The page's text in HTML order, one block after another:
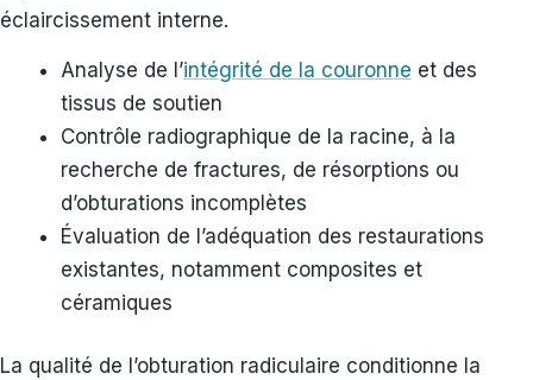
éclaircissement interne.
Analyse de l’intégrité de la couronne et des
tissus de soutien
Contrôle radiographique de la racine, à la
recherche de fractures, de résorptions ou
d’obturations incomplètes
Évaluation de l’adéquation des restaurations
existantes, notamment composites et
céramiques
La qualité de l’obturation radiculaire conditionne la